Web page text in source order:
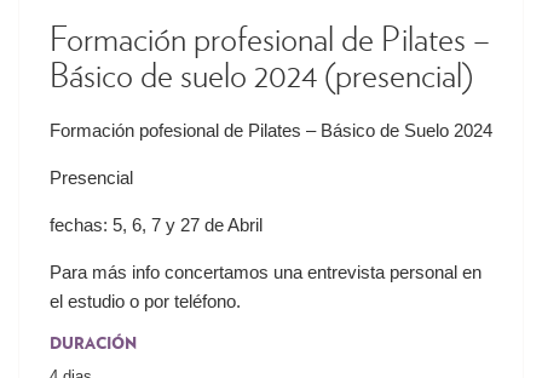
Formación profesional de Pilates –
Básico de suelo 2024 (presencial)
Formación pofesional de Pilates – Básico de Suelo 2024
Presencial
fechas: 5, 6, 7 y 27 de Abril
Para más info concertamos una entrevista personal en
el estudio o por teléfono.
DURACIÓN